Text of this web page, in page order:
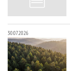
30.07.2026